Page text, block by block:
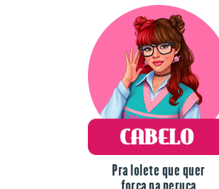
Pra lolete que quer
força na peruca